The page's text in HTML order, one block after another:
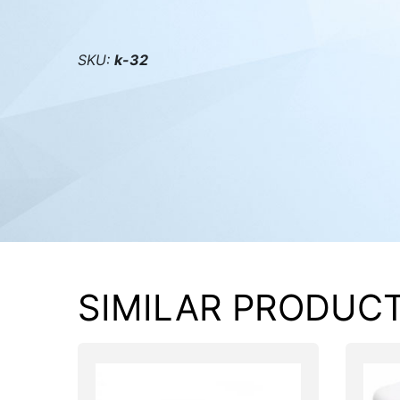
SKU: k-32
SIMILAR